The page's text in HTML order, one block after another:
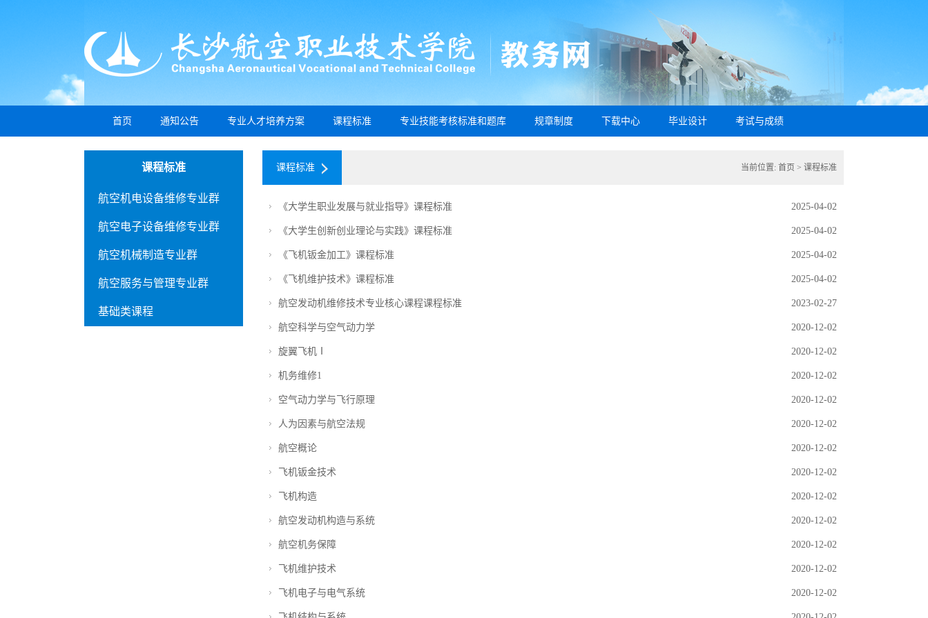
首页 通知公告 专业人才培养方案 课程标准 专业技能考核标准和题库 规章制度 下载中心 毕业设计 考试与成绩
课程标准
航空机电设备维修专业群
航空电子设备维修专业群
航空机械制造专业群
航空服务与管理专业群
基础类课程
课程标准 当前位置: 首页 > 课程标准
《大学生职业发展与就业指导》课程标准 2025-04-02
《大学生创新创业理论与实践》课程标准 2025-04-02
《飞机钣金加工》课程标准 2025-04-02
《飞机维护技术》课程标准 2025-04-02
航空发动机维修技术专业核心课程课程标准 2023-02-27
航空科学与空气动力学 2020-12-02
旋翼飞机Ⅰ 2020-12-02
机务维修1 2020-12-02
空气动力学与飞行原理 2020-12-02
人为因素与航空法规 2020-12-02
航空概论 2020-12-02
飞机钣金技术 2020-12-02
飞机构造 2020-12-02
航空发动机构造与系统 2020-12-02
航空机务保障 2020-12-02
飞机维护技术 2020-12-02
飞机电子与电气系统 2020-12-02